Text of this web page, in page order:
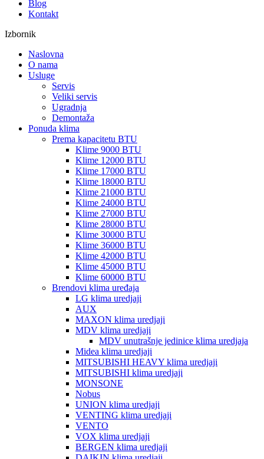
Blog
Kontakt
Izbornik
Naslovna
O nama
Usluge
Servis
Veliki servis
Ugradnja
Demontaža
Ponuda klima
Prema kapacitetu BTU
Klime 9000 BTU
Klime 12000 BTU
Klime 17000 BTU
Klime 18000 BTU
Klime 21000 BTU
Klime 24000 BTU
Klime 27000 BTU
Klime 28000 BTU
Klime 30000 BTU
Klime 36000 BTU
Klime 42000 BTU
Klime 45000 BTU
Klime 60000 BTU
Brendovi klima uređaja
LG klima uredjaji
AUX
MAXON klima uredjaji
MDV klima uredjaji
MDV unutrašnje jedinice klima uredjaja
Midea klima uredjaji
MITSUBISHI HEAVY klima uredjaji
MITSUBISHI klima uredjaji
MONSONE
Nobus
UNION klima uredjaji
VENTING klima uredjaji
VENTO
VOX klima uredjaji
BERGEN klima uredjaji